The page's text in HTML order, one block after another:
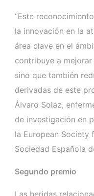
“Este
la innovación en la
área clave en el
contribuye a
sino que también
derivadas de este
Álvaro Solaz,
de investigación en
la European Society
Sociedad Española
Segundo premio
Las heridas